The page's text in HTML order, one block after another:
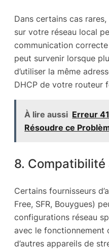
Dans certains cas
sur votre réseau local
communication
peut survenir lorsque
d’utiliser la même
DHCP de votre routeur
À lire aussi Erreur
Résoudre ce
8. Compatibilité
Certains fournisseurs
Free, SFR, Bouygues)
configurations réseau
avec le fonctionnement
d’autres appareils de